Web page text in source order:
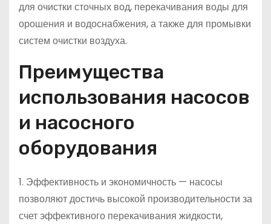
для очистки сточных вод, перекачивания воды для
орошения и водоснабжения, а также для промывки
систем очистки воздуха.
Преимущества
использования насосов
и насосного
оборудования
1. Эффективность и экономичность — насосы
позволяют достичь высокой производительности за
счет эффективного перекачивания жидкости,